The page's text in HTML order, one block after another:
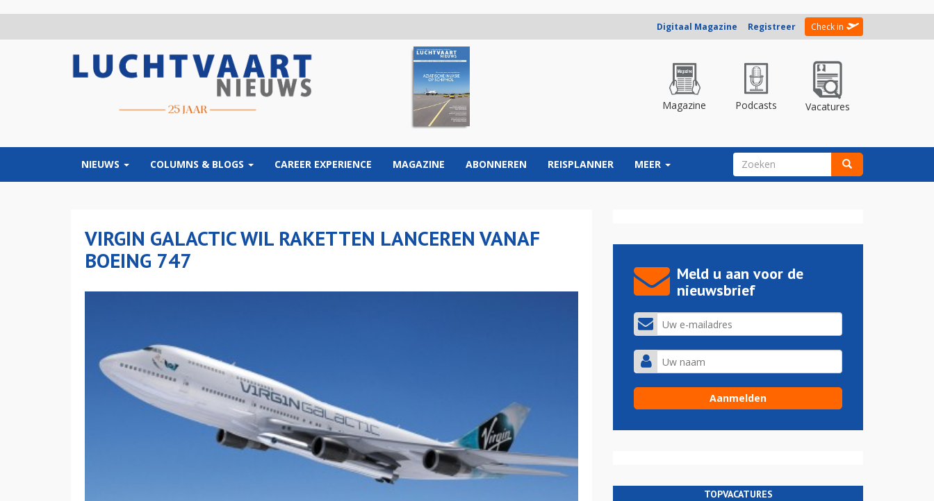
Digitaal Magazine Registreer Check in
Magazine Podcasts Vacatures
NIEUWS COLUMNS & BLOGS CAREER EXPERIENCE MAGAZINE ABONNEREN REISPLANNER MEER ZOEKVELD
VIRGIN GALACTIC WIL RAKETTEN LANCEREN VANAF
BOEING 747
Meld u aan voor de
nieuwsbrief
TOPVACATURES